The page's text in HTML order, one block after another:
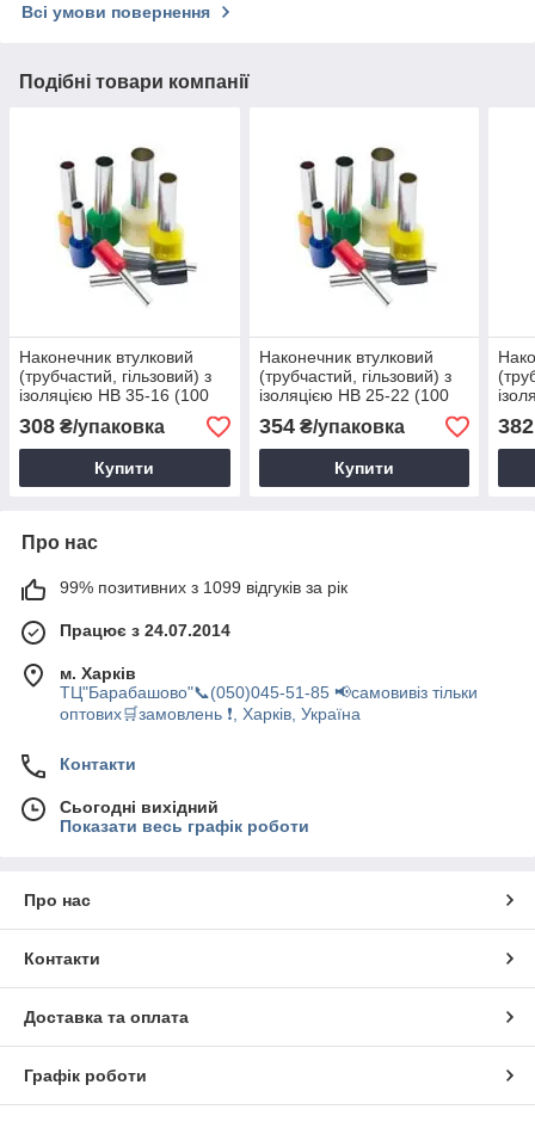
Всі умови повернення
Подібні товари компанії
Наконечник втулковий
(трубчастий, гільзовий) з
ізоляцією НВ 35-16 (100
шт.)
308 ₴/упаковка
Купити
Наконечник втулковий
(трубчастий, гільзовий) з
ізоляцією НВ 25-22 (100
шт.)
354₴/упаковка
Купити
шт.)
382
Про нас
99% позитивних з 1099 відгуків за рік
Працює з 24.07.2014
м. Харків
ТЦ"Барабашово"📞(050)045-51-85 📢самовивіз тільки
оптових🛒замовлень ❗, Харків, Україна
Контакти
Сьогодні вихідний
Показати весь графік роботи
Про нас
Контакти
Доставка та оплата
Графік роботи